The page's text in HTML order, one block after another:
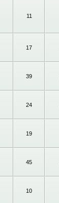
11
17
39
24
19
45
10